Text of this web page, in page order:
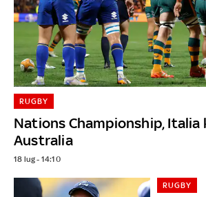
Nations Championship, Italia
Australia
RUGBY
18 lug - 14:10
RUGBY